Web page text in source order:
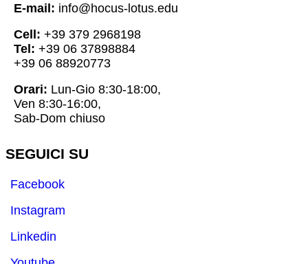
E-mail: info@hocus-lotus.edu
Cell: +39 379 2968198
Tel: +39 06 37898884
+39 06 88920773
Orari: Lun-Gio 8:30-18:00,
Ven 8:30-16:00,
Sab-Dom chiuso
SEGUICI SU
Facebook
Instagram
Linkedin